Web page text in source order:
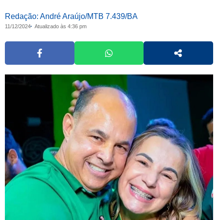
Redação: André Araújo/MTB 7.439/BA
11/12/2024 Atualizado às 4:36 pm